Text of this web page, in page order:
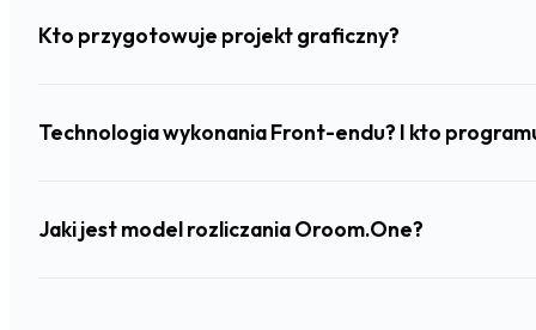
Kto przygotowuje projekt graficzny?
Technologia wykonania Front-endu? I kto
Jaki jest model rozliczania Oroom.One?